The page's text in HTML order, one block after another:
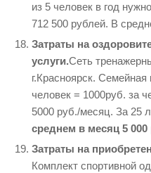
из 5 человек в год
712 500 рублей. В
Затраты на
услуги.Сеть
г.Красноярск.
человек = 1000руб. за
5000 руб./месяц. За 25
среднем в месяц 5 000
Затраты на
Комплект спортивной